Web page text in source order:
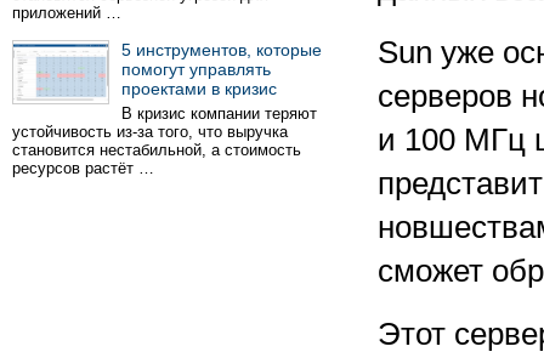
приложений …
5 инструментов, которые
помогут управлять
проектами в кризис
В кризис компании теряют
устойчивость из-за того, что выручка
становится нестабильной, а стоимость
ресурсов растёт …
Sun уже
серверов
и 100 МГц
сможет
Этот